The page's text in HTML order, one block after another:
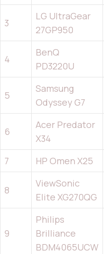
3
LG UltraGear
27GP950
4
BenQ
PD3220U
5
Samsung
Odyssey G7
6
Acer Predator
X34
7 HP Omen X25
8
ViewSonic
Elite XG270QG
9
Philips
Brilliance
BDM4065UCW